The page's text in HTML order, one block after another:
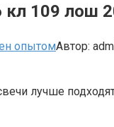
кл 109 лош
опытомАвтор:
лучше